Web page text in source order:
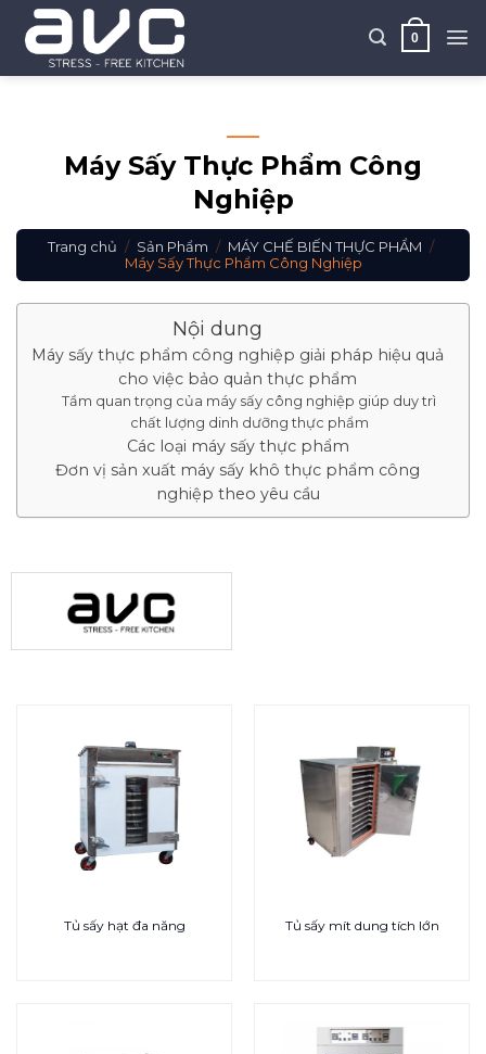
Skip
content
0
Máy Sấy Thực Phẩm Công
Nghiệp
Trang chủ / Sản Phẩm / MÁY CHẾ BIẾN THỰC PHẨM /
Máy Sấy Thực Phẩm Công Nghiệp
Nội dung
Máy sấy thực phẩm công nghiệp giải pháp hiệu quả
cho việc bảo quản thực phẩm
Tầm quan trọng của máy sấy công nghiệp giúp duy trì
chất lượng dinh dưỡng thực phẩm
Các loại máy sấy thực phẩm
Đơn vị sản xuất máy sấy khô thực phẩm công
nghiệp theo yêu cầu
Tủ sấy hạt đa năng Tủ sấy mít dung tích lớn